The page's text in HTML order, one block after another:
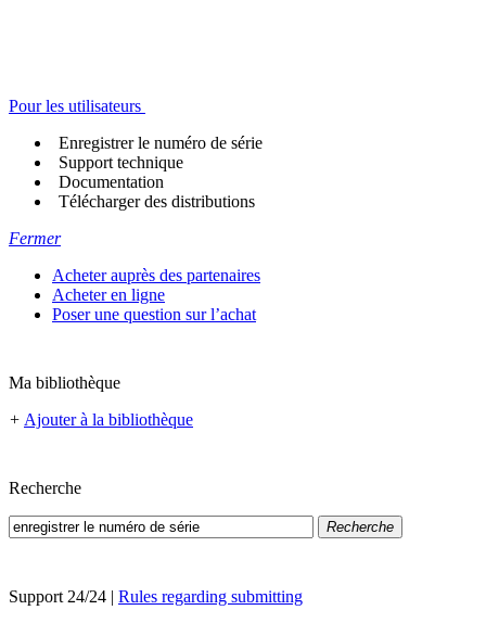
Pour les utilisateurs
Enregistrer le numéro de série
Support technique
Documentation
Télécharger des distributions
Fermer
Acheter auprès des partenaires
Acheter en ligne
Poser une question sur l’achat
Ma bibliothèque
+ Ajouter à la bibliothèque
Recherche
Recherche
Support 24/24 | Rules regarding submitting